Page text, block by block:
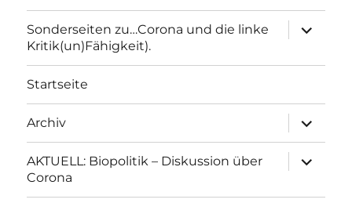
Sonderseiten zu…Corona und die linke
Kritik(un)Fähigkeit).
anzeigen
Startseite
Archiv
anzeigen
AKTUELL: Biopolitik – Diskussion über
Corona
anzeigen